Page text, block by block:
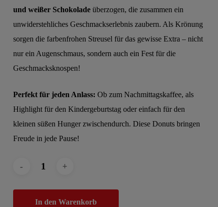
und weißer Schokoladeüberzogen, die zusammen ein
unwiderstehliches Geschmackserlebnis zaubern. Als Krönung
sorgen die farbenfrohen Streusel für das gewisse Extra – nicht
nur ein Augenschmaus, sondern auch ein Fest für die
Geschmacksknospen!
Perfekt für jeden Anlass: Ob zum Nachmittagskaffee, als
Highlight für den Kindergeburtstag oder einfach für den
kleinen süßen Hunger zwischendurch. Diese Donuts bringen
Freude in jede Pause!
In den Warenkorb